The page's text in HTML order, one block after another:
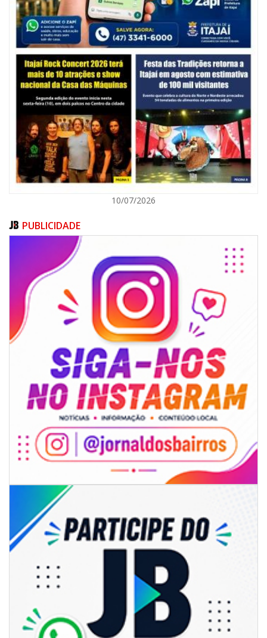
06/08/2026 | 10:14
Defesa Civil de SC monitora formação de ciclone-bomba no Sul do Brasil;
entenda como o fenômeno se forma e quais os impactos no estado
ITAJAÍ
06/08/2026 | 18:18
Programa de IST/Aids e Hepatites Virais faz testagem rápida em frente
ao CIS
GERAL
10/07/2026
PUBLICIDADE